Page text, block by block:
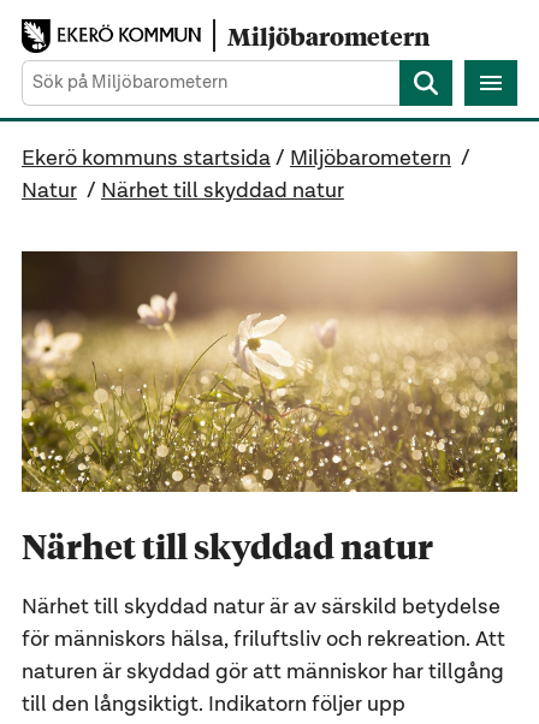
Gå direkt till sidans innehåll
Miljöbarometern
Sök
Ekerö kommuns startsida / Miljöbarometern /
Natur / Närhet till skyddad natur
Närhet till skyddad natur
Närhet till skyddad natur är av särskild betydelse
för människors hälsa, friluftsliv och rekreation. Att
naturen är skyddad gör att människor har tillgång
till den långsiktigt. Indikatorn följer upp